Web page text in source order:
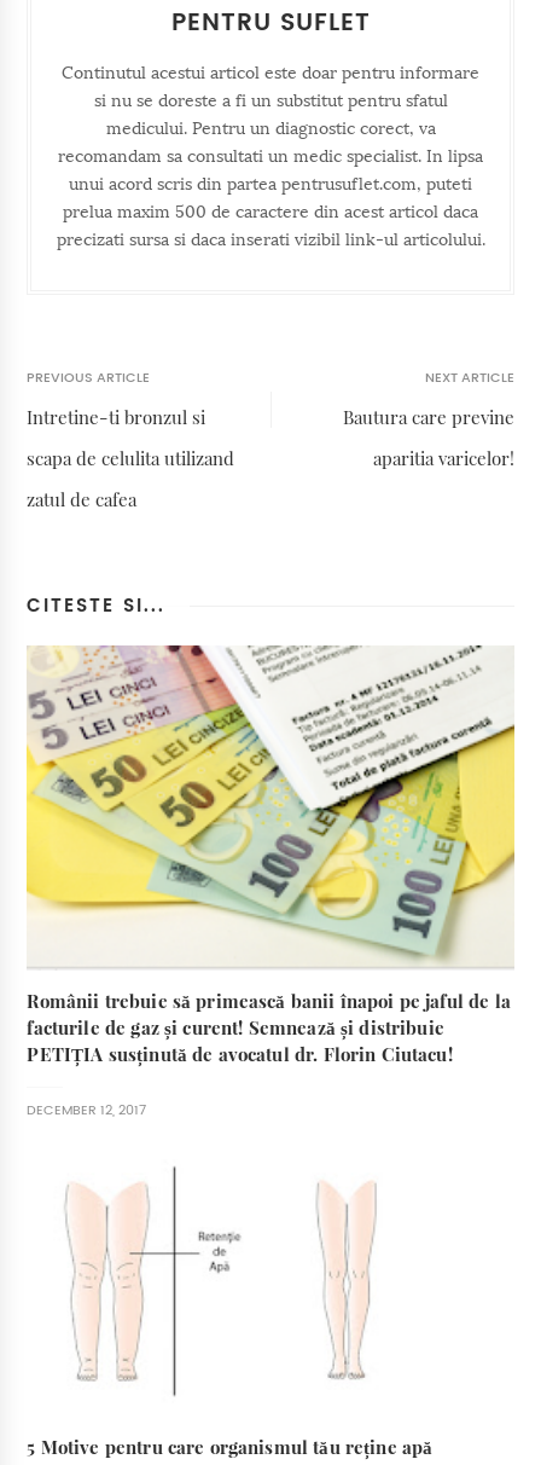
PENTRU SUFLET
Continutul acestui articol este doar pentru informare
si nu se doreste a fi un substitut pentru sfatul
medicului. Pentru un diagnostic corect, va
recomandam sa consultati un medic specialist. In lipsa
unui acord scris din partea pentrusuflet.com, puteti
prelua maxim 500 de caractere din acest articol daca
precizati sursa si daca inserati vizibil link-ul articolului.
PREVIOUS ARTICLE
Intretine-ti bronzul si
scapa de celulita utilizand
zatul de cafea
NEXT ARTICLE
Bautura care previne
aparitia varicelor!
CITESTE SI...
Românii trebuie să primească banii înapoi pe jaful de la
facturile de gaz și curent! Semnează și distribuie
PETIȚIA susținută de avocatul dr. Florin Ciutacu!
DECEMBER 12, 2017
5 Motive pentru care organismul tău reține apă